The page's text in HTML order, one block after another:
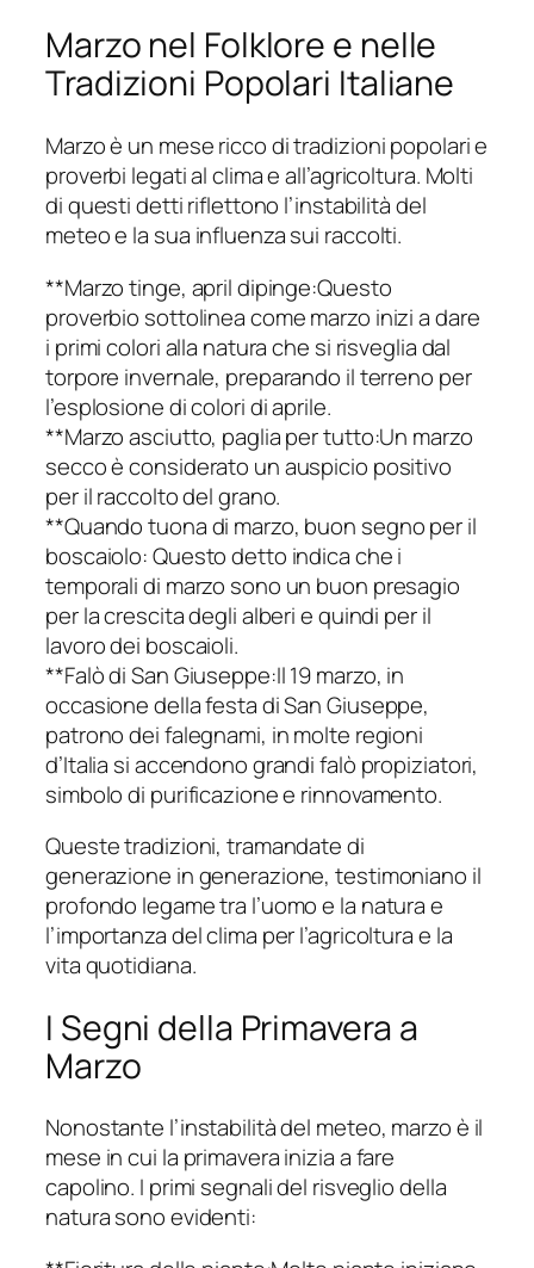
Marzo nel Folklore e nelle
Tradizioni Popolari Italiane
Marzo è un mese ricco di tradizioni popolari e
proverbi legati al clima e all’agricoltura. Molti
di questi detti riflettono l’instabilità del
meteo e la sua influenza sui raccolti.
**Marzo tinge, april dipinge:Questo
proverbio sottolinea come marzo inizi a dare
i primi colori alla natura che si risveglia dal
torpore invernale, preparando il terreno per
l’esplosione di colori di aprile.
**Marzo asciutto, paglia per tutto:Un marzo
secco è considerato un auspicio positivo
per il raccolto del grano.
**Quando tuona di marzo, buon segno per il
boscaiolo: Questo detto indica che i
temporali di marzo sono un buon presagio
per la crescita degli alberi e quindi per il
lavoro dei boscaioli.
**Falò di San Giuseppe:Il 19 marzo, in
occasione della festa di San Giuseppe,
patrono dei falegnami, in molte regioni
d’Italia si accendono grandi falò propiziatori,
simbolo di purificazione e rinnovamento.
Queste tradizioni, tramandate di
generazione in generazione, testimoniano il
profondo legame tra l’uomo e la natura e
l’importanza del clima per l’agricoltura e la
vita quotidiana.
I Segni della Primavera a
Marzo
Nonostante l’instabilità del meteo, marzo è il
mese in cui la primavera inizia a fare
capolino. I primi segnali del risveglio della
natura sono evidenti: